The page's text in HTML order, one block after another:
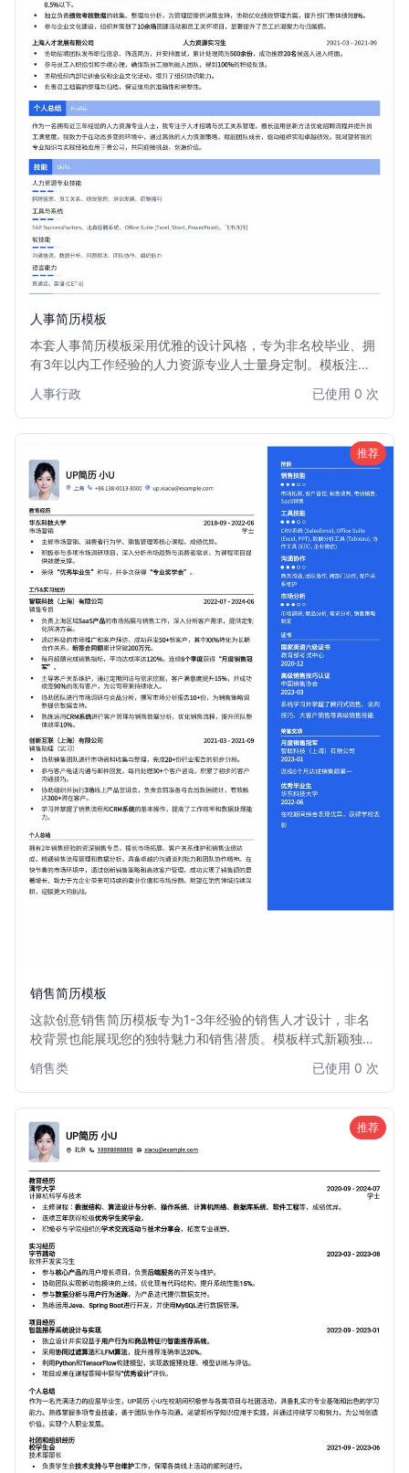
人事简历模板
本套人事简历模板采用优雅的设计风格，专为非名校毕业、拥
有3年以内工作经验的人力资源专业人士量身定制。模板注重
配，有效突出您的专业技能和实践经验，弥补学历背景的不
足。它能帮助您在众多求职者中，以沉稳专业的形象脱颖而
人事行政 已使用 0 次
推荐
销售简历模板
这款创意销售简历模板专为1-3年经验的销售人才设计，非名
校背景也能展现您的独特魅力和销售潜质。模板样式新颖独
沟通技巧。适用于各类销售职位，帮助您在众多求职者中脱颖
而出，获得心仪的销售机会。
销售类 已使用 0 次
推荐